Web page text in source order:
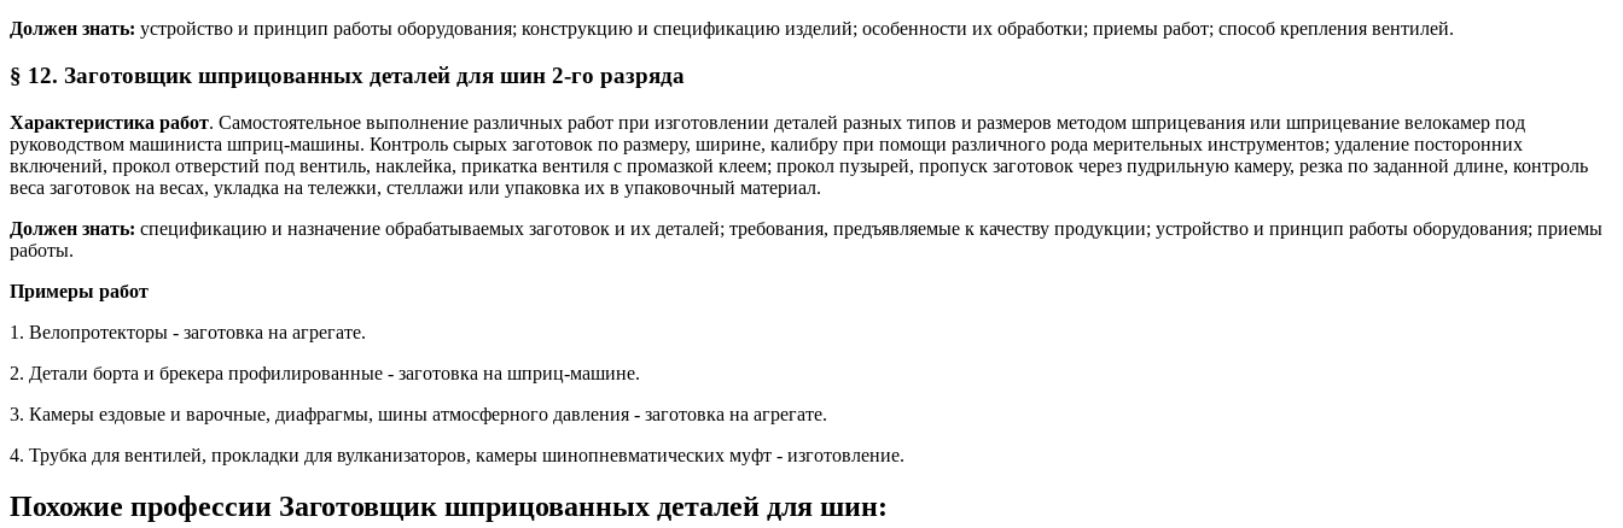
Должен знать: устройство и принцип работы оборудования; конструкцию и спецификацию изделий; особенности их обработки; приемы работ; способ крепления вентилей.
§ 12. Заготовщик шприцованных деталей для шин 2-го разряда
Характеристика работ. Самостоятельное выполнение различных работ при изготовлении деталей разных типов и размеров методом шприцевания или шприцевание велокамер под
руководством машиниста шприц-машины. Контроль сырых заготовок по размеру, ширине, калибру при помощи различного рода мерительных инструментов; удаление посторонних
включений, прокол отверстий под вентиль, наклейка, прикатка вентиля с промазкой клеем; прокол пузырей, пропуск заготовок через пудрильную камеру, резка по заданной длине, контроль
веса заготовок на весах, укладка на тележки, стеллажи или упаковка их в упаковочный материал.
Должен знать: спецификацию и назначение обрабатываемых заготовок и их деталей; требования, предъявляемые к качеству продукции; устройство и принцип работы оборудования; приемы
работы.
Примеры работ
1. Велопротекторы - заготовка на агрегате.
2. Детали борта и брекера профилированные - заготовка на шприц-машине.
3. Камеры ездовые и варочные, диафрагмы, шины атмосферного давления - заготовка на агрегате.
4. Трубка для вентилей, прокладки для вулканизаторов, камеры шинопневматических муфт - изготовление.
Похожие профессии Заготовщик шприцованных деталей для шин: